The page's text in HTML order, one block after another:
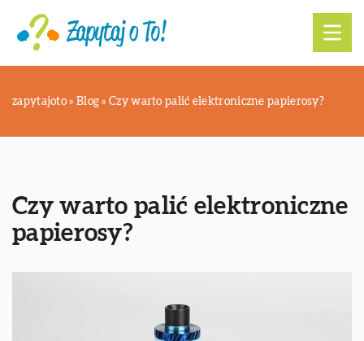
zapytajoto » Blog »Czy warto palić elektroniczne papierosy?
Czy warto palić elektroniczne
papierosy?